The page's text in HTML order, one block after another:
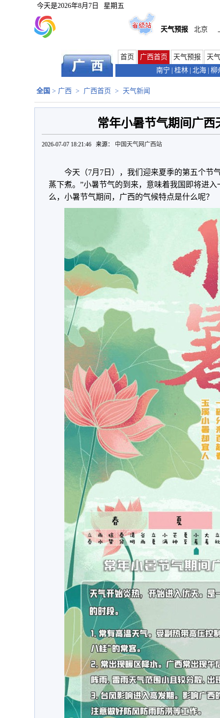
今天是2026年8月7日 星期五
天气预报 北京
首页 广西首页 天气预报
天
南宁
桂林 北海 柳
全国 > 广西 > 广西首页 > 天气新闻
常年小暑节气期间广西
2026-07-07 18:21:46 来源： 中国天气网广西站
今天（7月7日），我们迎来夏季的第五个
蒸下煮。”小暑节气的到来，意味着我国即将进
么，小暑节气期间，广西的气候特点是什么呢？